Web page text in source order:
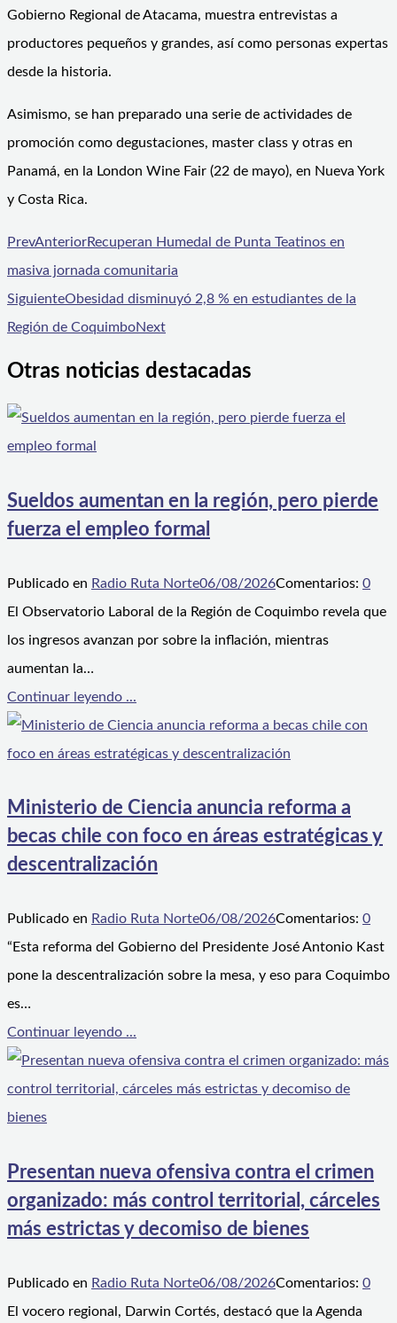
Gobierno Regional de Atacama, muestra entrevistas a
productores pequeños y grandes, así como personas expertas
desde la historia.
Asimismo, se han preparado una serie de actividades de
promoción como degustaciones, master class y otras en
Panamá, en la London Wine Fair (22 de mayo), en Nueva York
y Costa Rica.
PrevAnteriorRecuperan Humedal de Punta Teatinos en
masiva jornada comunitaria
SiguienteObesidad disminuyó 2,8 % en estudiantes de la
Región de CoquimboNext
Otras noticias destacadas
Sueldos aumentan en la región, pero pierde
fuerza el empleo formal
Publicado en Radio Ruta Norte06/08/2026Comentarios: 0
El Observatorio Laboral de la Región de Coquimbo revela que
los ingresos avanzan por sobre la inflación, mientras
aumentan la…
Continuar leyendo ...
Ministerio de Ciencia anuncia reforma a
becas chile con foco en áreas estratégicas y
descentralización
Publicado en Radio Ruta Norte06/08/2026Comentarios: 0
“Esta reforma del Gobierno del Presidente José Antonio Kast
pone la descentralización sobre la mesa, y eso para Coquimbo
es…
Continuar leyendo ...
Presentan nueva ofensiva contra el crimen
organizado: más control territorial, cárceles
más estrictas y decomiso de bienes
Publicado en Radio Ruta Norte06/08/2026Comentarios: 0
El vocero regional, Darwin Cortés, destacó que la Agenda